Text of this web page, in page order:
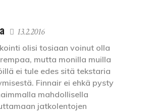
13.2.2016
olisi tosiaan voinut olla
mutta monilla muilla
ei tule edes sitä tekstaria
Finnair ei ehkä pysty
mahdollisella
jatkolentojen